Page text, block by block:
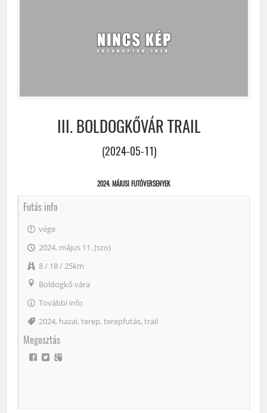
III. BOLDOGKŐVÁR TRAIL
(2024-05-11)
2024. MÁJUSI FUTÓVERSENYEK
Futás info
vége
2024. május 11. (szo)
8 / 18 / 25km
Boldogkő vára
További info
Címke
2024, hazai, terep, terepfutás, trail
Megosztás